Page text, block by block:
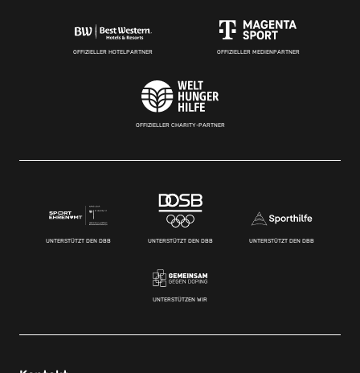
OFFIZIELLER HOTELPARTNER OFFIZIELLER MEDIENPARTNER
OFFIZIELLER CHARITY-PARTNER
UNTERSTÜTZT DEN DBB UNTERSTÜTZT DEN DBB UNTERSTÜTZT DEN DBB
UNTERSTÜTZEN WIR